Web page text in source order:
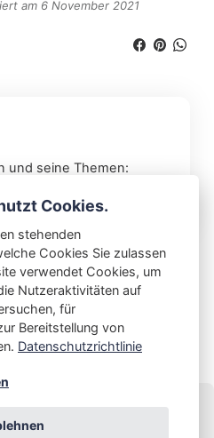
am 6 November 2021
und seine Themen:
NÄCHSTER BEITRAG
Ich habe gesehen:
Lucifer, Staffel 5.2 und 6
Cookies.
stehenden
Cookies Sie zulassen
verwendet Cookies, um
Nutzeraktivitäten auf
für
Bereitstellung von
Datenschutzrichtlinie